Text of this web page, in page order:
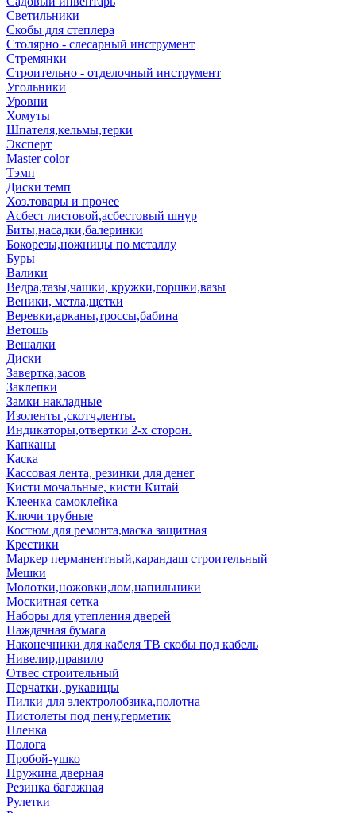
Светильники
Скобы для степлера
Столярно - слесарный инструмент
Стремянки
Строительно - отделочный инструмент
Угольники
Уровни
Хомуты
Шпателя,кельмы,терки
Эксперт
Master color
Тэмп
Диски темп
Хоз.товары и прочее
Асбест листовой,асбестовый шнур
Биты,насадки,балеринки
Бокорезы,ножницы по металлу
Буры
Валики
Ведра,тазы,чашки, кружки,горшки,вазы
Веники, метла,щетки
Веревки,арканы,троссы,бабина
Ветошь
Вешалки
Диски
Завертка,засов
Заклепки
Замки накладные
Изоленты ,скотч,ленты.
Индикаторы,отвертки 2-х сторон.
Капканы
Каска
Кассовая лента, резинки для денег
Кисти мочальные, кисти Китай
Клеенка самоклейка
Ключи трубные
Костюм для ремонта,маска защитная
Крестики
Маркер перманентный,карандаш строительный
Мешки
Молотки,ножовки,лом,напильники
Москитная сетка
Наборы для утепления дверей
Наждачная бумага
Наконечники для кабеля ТВ скобы под кабель
Нивелир,правило
Отвес строительный
Перчатки, рукавицы
Пилки для электролобзика,полотна
Пистолеты под пену,герметик
Пленка
Полога
Пробой-ушко
Пружина дверная
Резинка багажная
Рулетки